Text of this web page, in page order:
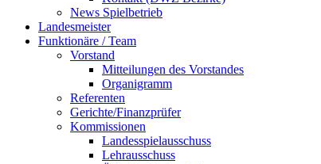
News Spielbetrieb
Landesmeister
Funktionäre / Team
Vorstand
Mitteilungen des Vorstandes
Organigramm
Referenten
Gerichte/Finanzprüfer
Kommissionen
Landesspielausschuss
Lehrausschuss